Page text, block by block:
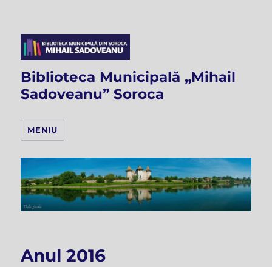
Biblioteca Municipală „Mihail
Sadoveanu” Soroca
MENIU
Anul 2016